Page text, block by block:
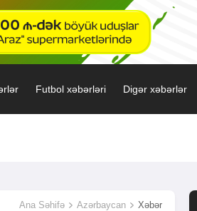
Futbol xəbərləri Digər xəbərlər
Ana Səhifə Azərbaycan Xəbər